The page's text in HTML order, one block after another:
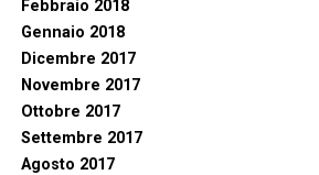
Febbraio 2018
Gennaio 2018
Dicembre 2017
Novembre 2017
Ottobre 2017
Settembre 2017
Agosto 2017